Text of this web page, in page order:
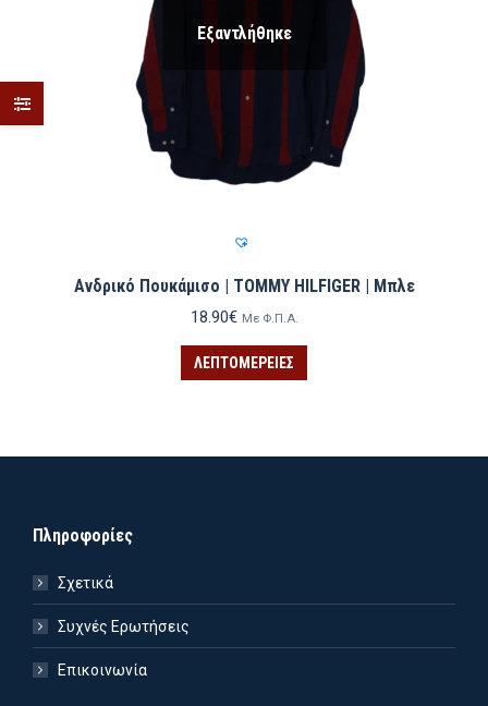
Εξαντλήθηκε
Ανδρικό Πουκάμισο | TOMMY HILFIGER | Μπλε
18.90€ Με Φ.Π.Α.
ΛΕΠΤΟΜΈΡΕΙΕΣ
Πληροφορίες
Σχετικά
Συχνές Ερωτήσεις
Επικοινωνία